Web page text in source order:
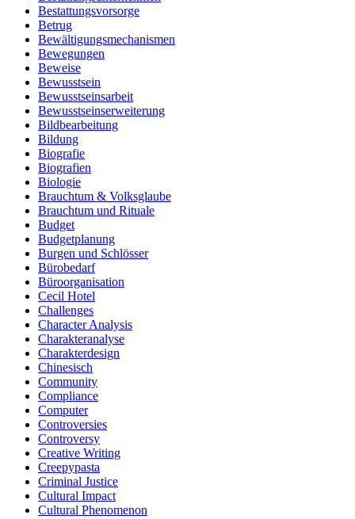
Bestattungsvorsorge
Betrug
Bewältigungsmechanismen
Bewegungen
Beweise
Bewusstsein
Bewusstseinsarbeit
Bewusstseinserweiterung
Bildbearbeitung
Bildung
Biografie
Biografien
Biologie
Brauchtum & Volksglaube
Brauchtum und Rituale
Budget
Budgetplanung
Burgen und Schlösser
Bürobedarf
Büroorganisation
Cecil Hotel
Challenges
Character Analysis
Charakteranalyse
Charakterdesign
Chinesisch
Community
Compliance
Computer
Controversies
Controversy
Creative Writing
Creepypasta
Criminal Justice
Cultural Impact
Cultural Phenomenon